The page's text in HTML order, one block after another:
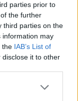
parties prior to
the further
third parties on the
information may
the IAB’s List of
it to other
or more Google
των
επί του